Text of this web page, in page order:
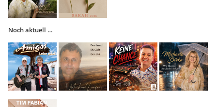
Noch aktuell …